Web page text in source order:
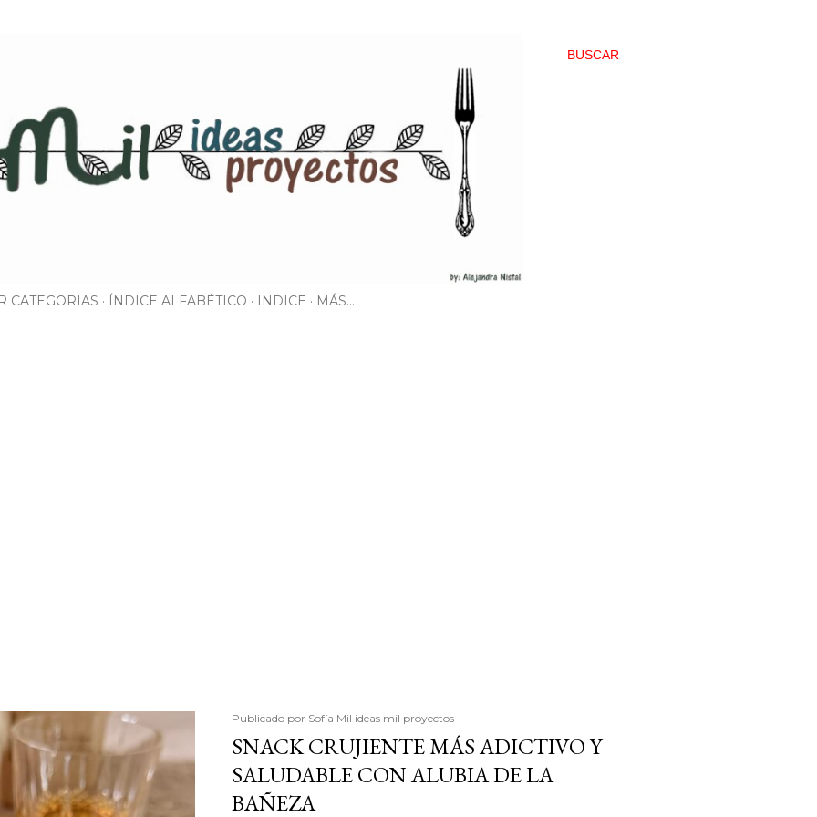
BUSCAR
CATEGORIAS ÍNDICE ALFABÉTICO INDICE MÁS…
Publicado por Sofía Mil ideas mil proyectos
SNACK CRUJIENTE MÁS ADICTIVO Y
SALUDABLE CON ALUBIA DE LA
BAÑEZA